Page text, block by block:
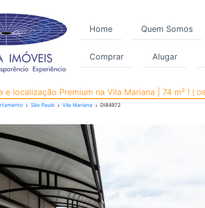
Home Quem Somos
Comprar Alugar
para Venda, Vila
e localização Premium na Vila Mariana | 74 m² ! [
São Paulo Vila Mariana DI84972